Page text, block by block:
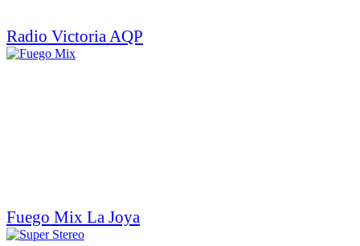
Radio Victoria AQP
Fuego Mix La Joya